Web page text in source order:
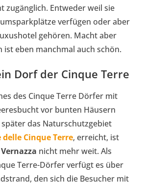
zugänglich. Entweder weil sie
verfügen oder aber
gehören. Macht aber
ist eben manchmal auch schön.
Dorf der Cinque Terre
das Naturschutzgebiet
Cinque Terre‚ erreicht, ist
Vernazza nicht mehr weit. Als
Terre-Dörfer verfügt es über
den sich die Besucher mit